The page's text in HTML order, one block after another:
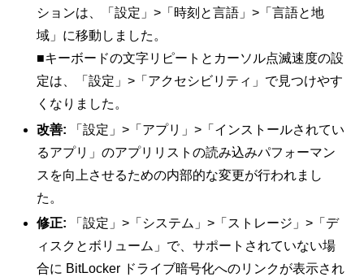
ションは、「設定」>「時刻と言語」>「言語と地
域」に移動しました。
■キーボードの文字リピートとカーソル点滅速度の設
定は、「設定」>「アクセシビリティ」で見つけやす
くなりました。
改善: 「設定」>「アプリ」>「インストールされてい
るアプリ」のアプリリストの読み込みパフォーマン
スを向上させるための内部的な変更が行われまし
た。
修正: 「設定」>「システム」>「ストレージ」>「デ
ィスクとボリューム」で、サポートされていない場
合に BitLocker ドライブ暗号化へのリンクが表示され